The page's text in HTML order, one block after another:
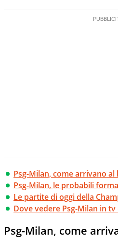
Psg-Milan, come arrivano al
Psg-Milan, le probabili
Le partite di oggi della
Dove vedere Psg-Milan in
Psg-Milan, come